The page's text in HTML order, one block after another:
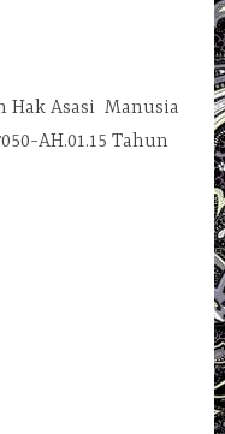
Hak Asasi Manusia
AH.01.15 Tahun